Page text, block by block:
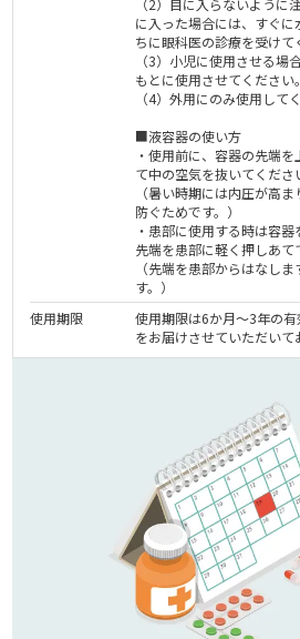
（2）目に入らないように
に入った場合には、すぐ
ちに眼科医の診療を受けて
（3）小児に使用させる場
もとに使用させてください。
（4）外用にのみ使用して
■液容器の使い方
・使用前に、容器の先端
て中の空気を抜いてくださ
（暑い時期には内圧が高
防ぐためです。）
・患部に使用する時は容器
先端を患部に軽く押しあて
（先端を患部からはなし
す。）
使用期限
使用期限は6か月～3年の
をお届けさせていただいて